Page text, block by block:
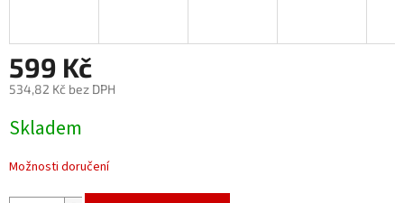
599 Kč
534,82 Kč bez DPH
cena:
Skladem
Možnosti doručení